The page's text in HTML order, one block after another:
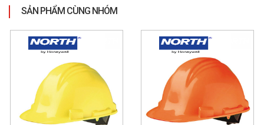
SẢN PHẨM CÙNG NHÓM